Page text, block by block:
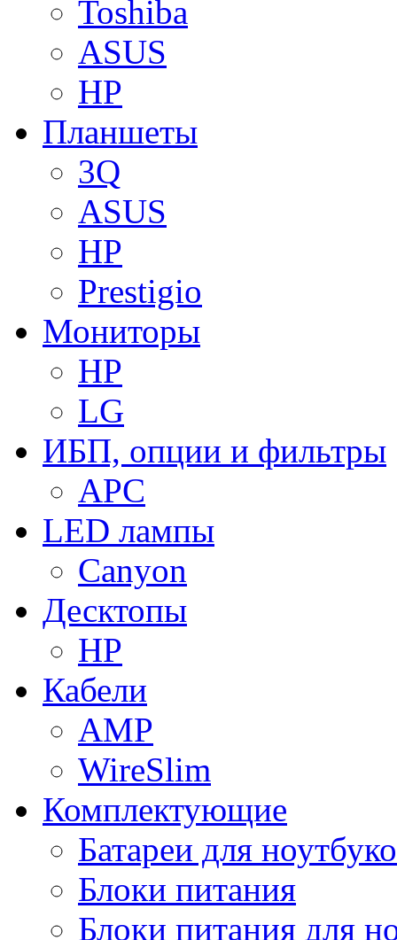
Toshiba
ASUS
HP
Планшеты
3Q
ASUS
HP
Prestigio
Мониторы
HP
LG
ИБП, опции и фильтры
APC
LED лампы
Canyon
Десктопы
HP
Кабели
AMP
WireSlim
Комплектующие
Батареи для
Блоки питания
Блоки питания для